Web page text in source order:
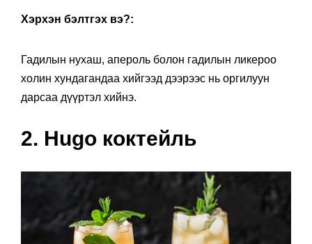
Хэрхэн бэлтгэх вэ?:
Гадилын нухаш, апероль болон гадилын ликероо
холин хундагандаа хийгээд дээрээс нь оргилуун
дарсаа дүүртэл хийнэ.
2. Hugo коктейль